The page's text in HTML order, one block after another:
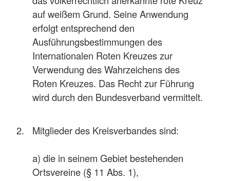
auf weißem Grund. Seine Anwendung
erfolgt entsprechend den
Ausführungsbestimmungen des
Internationalen Roten Kreuzes zur
Verwendung des Wahrzeichens des
Roten Kreuzes. Das Recht zur Führung
wird durch den Bundesverband vermittelt.
Mitglieder des Kreisverbandes sind:
a) die in seinem Gebiet bestehenden
Ortsvereine (§ 11 Abs. 1),